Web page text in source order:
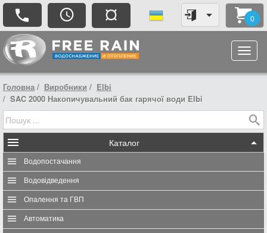
¤ 0
Головна Виробники
Elbi
SAC 2000 Накопичувальний бак гарячої води Elbi
Каталог
Водопостачання
Водовідведення
Опалення та ГВП
Автоматика